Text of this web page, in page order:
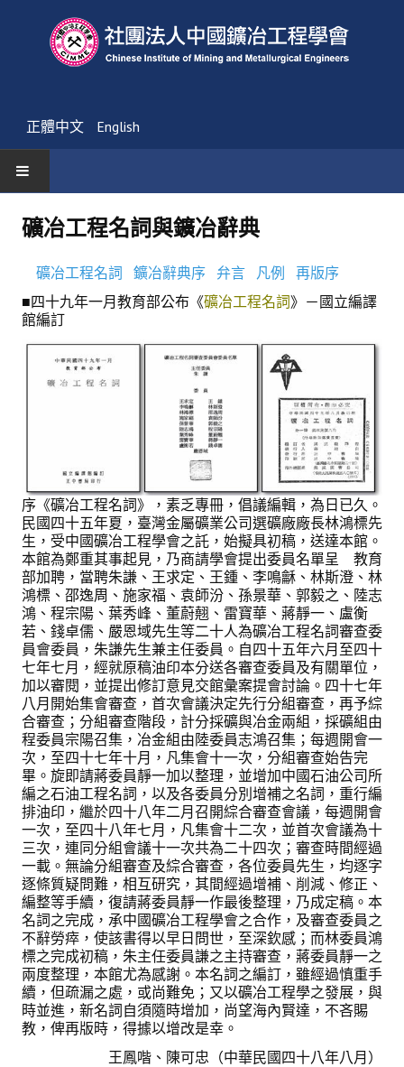
正體中文 English
首頁
活動通告
友會消息
學會簡介
學會會歌
學會會址沿革
學會組織與架構
架構圖
理監事會
現任學會職員錄
重要章則
論文評選辦法
學生獎勵金申請辦法
盧善棟獎學金評選辦法
鑛冶期刊徵稿
鑛冶論文獎初選作業細則
鑛冶論文獎複審作業細則
獎章委員會簡則
傑出服務貢獻獎設置辦法
場地租借管理辦法
礦冶工程名詞與鑛冶辭典
礦冶工程名詞 鑛冶辭典序 弁言 凡例
再版序
■四十九年一月教育部公布《礦冶工程名詞》－國立編譯
館編訂
序《礦冶工程名詞》，素乏專冊，倡議編輯，為日已久。
民國四十五年夏，臺灣金屬礦業公司選礦廠廠長林鴻標先
生，受中國礦冶工程學會之託，始擬具初稿，送達本館。
本館為鄭重其事起見，乃商請學會提出委員名單呈 教育
部加聘，當聘朱謙、王求定、王鍾、李鳴龢、林斯澄、林
鴻標、邵逸周、施家福、袁師汾、孫景華、郭毅之、陸志
鴻、程宗陽、葉秀峰、董蔚翹、雷寶華、蔣靜一、盧衡
若、錢卓儒、嚴恩域先生等二十人為礦冶工程名詞審查委
員會委員， 朱謙先生兼主任委員。自四十五年六月至四十
七年七月，經就原稿油印本分送各審查委員及有關單位，
加以審閱，並提出修訂意見交館彙案提會討論。四十七年
八月開始集會審查，首次會議決定先行分組審查，再予綜
合審查；分組審查階段，計分採礦與冶金兩組，採礦組由
程委員宗陽召集，冶金組由陸委員志鴻召集；每週開會一
次，至四十七年十月，凡集會十一次，分組審查始告完
畢。旋即請蔣委員靜一加以整理，並增加中國石油公司所
編之石油工程名詞，以及各委員分別增補之名詞，重行編
排油印，繼於四十八年二月召開綜合審查會議，每週開會
一次，至四十八年七月，凡集會十二次，並首次會議為十
三次，連同分組會議十一次共為二十四次；審查時間經過
一載。無論分組審查及綜合審查，各位委員先生，均逐字
逐條質疑問難，相互研究，其間經過增補、削減、修正、
編整等手續，復請蔣委員靜一作最後整理，乃成定稿。本
名詞之完成，承中國礦冶工程學會之合作，及審查委員之
不辭勞瘁，使該書得以早日問世，至深欽感；而林委員鴻
標之完成初稿，朱主任委員謙之主持審查，蔣委員靜一之
兩度整理，本館尤為感謝。本名詞之編訂，雖經過慎重手
續，但疏漏之處，或尚難免；又以礦冶工程學之發展，與
時並進，新名詞自須隨時增加，尚望海內賢達，不吝賜
教，俾再版時，得據以增改是幸。
王鳳喈、陳可忠（中華民國四十八年八月）